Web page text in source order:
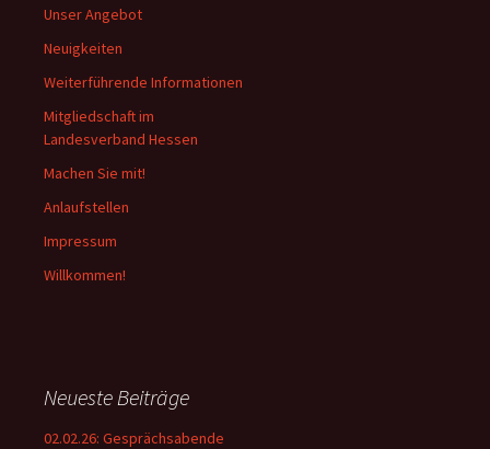
Unser Angebot
Neuigkeiten
Weiterführende Informationen
Mitgliedschaft im
Landesverband Hessen
Machen Sie mit!
Anlaufstellen
Impressum
Willkommen!
Neueste Beiträge
02.02.26: Gesprächsabende